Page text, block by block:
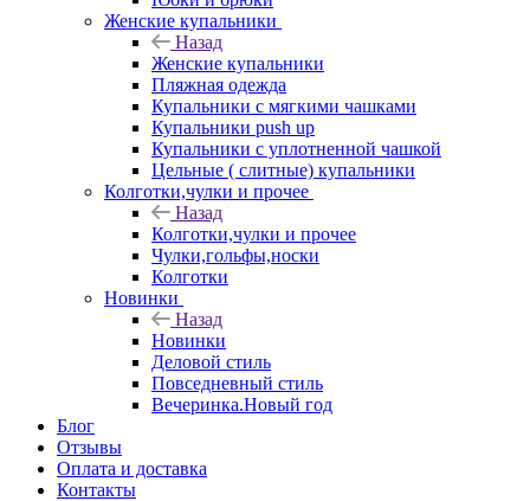
Женские купальники
Назад
Женские купальники
Пляжная одежда
Купальники с мягкими чашками
Купальники push up
Купальники с уплотненной чашкой
Цельные ( слитные) купальники
Колготки,чулки и прочее
Назад
Колготки,чулки и прочее
Чулки,гольфы,носки
Колготки
Новинки
Назад
Новинки
Деловой стиль
Повседневный стиль
Вечеринка.Новый год
Блог
Отзывы
Оплата и доставка
Контакты